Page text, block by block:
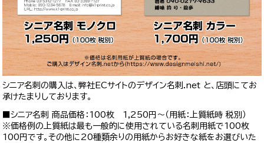
シニア名刺の購入は、弊社ECサイトのデザイン名刺.net と、店頭にてお
承けたまりしております。
■シニア名刺 商品価格：100枚 1,250円～（用紙：上質紙時 税別）
※価格例の上質紙は最も一般的に使用されている名刺用紙で100枚
100円です。その他に20種類余りの用紙からお好きな紙をお選びいた